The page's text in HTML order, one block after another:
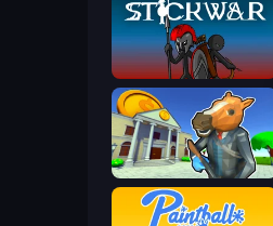
Stick War
Bank Robbery 3